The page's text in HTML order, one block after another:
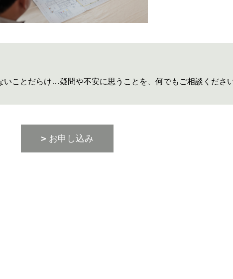
ことだらけ…疑問や不安に思うことを、何でもご相談くださ
お申し込み